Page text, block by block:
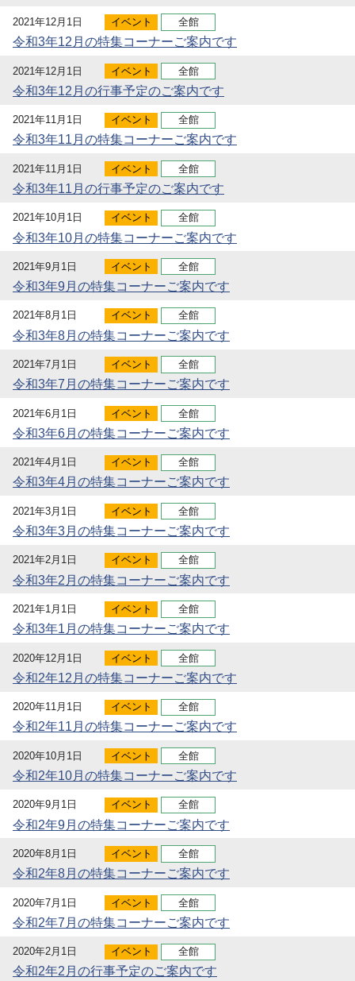
2021年12月1日 イベント 全館
令和3年12月の特集コーナーご案内です
2021年12月1日 イベント 全館
令和3年12月の行事予定のご案内です
2021年11月1日 イベント 全館
令和3年11月の特集コーナーご案内です
2021年11月1日 イベント 全館
令和3年11月の行事予定のご案内です
2021年10月1日 イベント 全館
令和3年10月の特集コーナーご案内です
2021年9月1日 イベント 全館
令和3年9月の特集コーナーご案内です
2021年8月1日 イベント 全館
令和3年8月の特集コーナーご案内です
2021年7月1日 イベント 全館
令和3年7月の特集コーナーご案内です
2021年6月1日 イベント 全館
令和3年6月の特集コーナーご案内です
2021年4月1日 イベント 全館
令和3年4月の特集コーナーご案内です
2021年3月1日 イベント 全館
令和3年3月の特集コーナーご案内です
2021年2月1日 イベント 全館
令和3年2月の特集コーナーご案内です
2021年1月1日 イベント 全館
令和3年1月の特集コーナーご案内です
2020年12月1日 イベント 全館
令和2年12月の特集コーナーご案内です
2020年11月1日 イベント 全館
令和2年11月の特集コーナーご案内です
2020年10月1日 イベント 全館
令和2年10月の特集コーナーご案内です
2020年9月1日 イベント 全館
令和2年9月の特集コーナーご案内です
2020年8月1日 イベント 全館
令和2年8月の特集コーナーご案内です
2020年7月1日 イベント 全館
令和2年7月の特集コーナーご案内です
2020年2月1日 イベント 全館
令和2年2月の行事予定のご案内です